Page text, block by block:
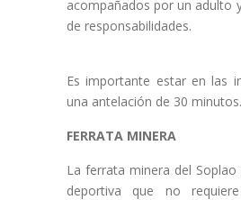
acompañados por un adulto
de responsabilidades.
Es importante estar en las
una antelación de 30 minutos.
FERRATA MINERA
La ferrata minera del Soplao
deportiva que no